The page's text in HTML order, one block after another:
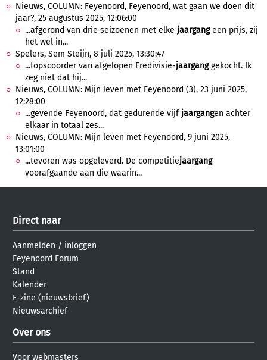
Nieuws, COLUMN: Feyenoord, Feyenoord, wat gaan we doen dit
jaar?, 25 augustus 2025, 12:06:00
...afgerond van drie seizoenen met elke jaargangeen prijs, zij
het wel in...
Spelers, Sem Steijn, 8 juli 2025, 13:30:47
...topscoorder van afgelopen Eredivisie-jaarganggekocht. Ik
zeg niet dat hij...
Nieuws, COLUMN: Mijn leven met Feyenoord (3), 23 juni 2025,
12:28:00
...gevende Feyenoord, dat gedurende vijf jaargangen achter
elkaar in totaal zes...
Nieuws, COLUMN: Mijn leven met Feyenoord, 9 juni 2025,
13:01:00
...tevoren was opgeleverd. De competitiejaargang
voorafgaande aan die waarin...
Direct naar
Aanmelden / inloggen
Feyenoord Forum
Stand
Kalender
E-zine (nieuwsbrief)
Nieuwsarchief
Over ons
Voor webmasters